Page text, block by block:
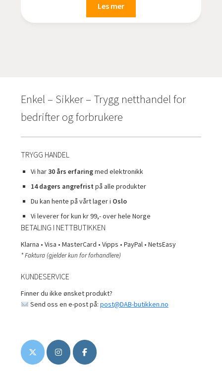
Les mer
Enkel – Sikker – Trygg netthandel for
bedrifter og forbrukere
TRYGG HANDEL
Vi har30 års erfaringmed elektronikk
14 dagers angrefrist på alle produkter
Du kan hente på vårt lager i Oslo
Vi leverer for kun kr 99,- over hele Norge
BETALING I NETTBUTIKKEN
Klarna • Visa • MasterCard • Vipps • PayPal • NetsEasy
* Faktura (gjelder kun for forhandlere)
KUNDESERVICE
Finner du ikke ønsket produkt?
Send oss en e-post på: post@DAB-butikken.no